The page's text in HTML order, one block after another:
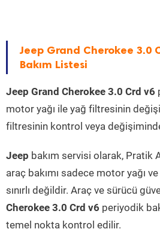
Jeep Grand Cherokee 3.0
Bakım Listesi
Jeep Grand Cherokee 3.0 Crd v6
motor yağı ile yağ filtresinin
filtresinin kontrol veya
Jeep bakım servisi olarak, Pratik
araç bakımı sadece motor yağı
sınırlı değildir. Araç ve sürücü
Cherokee 3.0 Crd v6 periyodik
temel nokta kontrol edilir.